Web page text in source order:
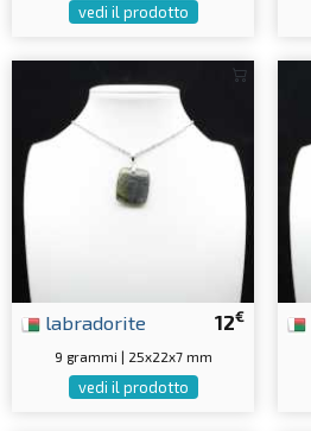
vedi il prodotto
12€
labradorite
9 grammi | 25x22x7 mm
vedi il prodotto